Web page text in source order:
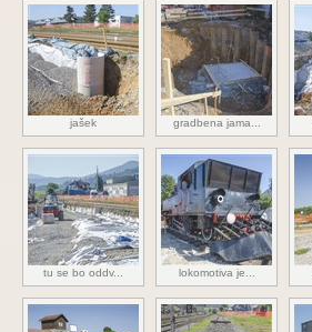
jašek gradbena jama...
tu se bo oddv... lokomotiva je...